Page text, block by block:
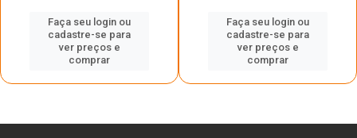
Faça seu login ou
cadastre-se para
ver preços e
comprar
Faça seu login ou
cadastre-se para
ver preços e
comprar